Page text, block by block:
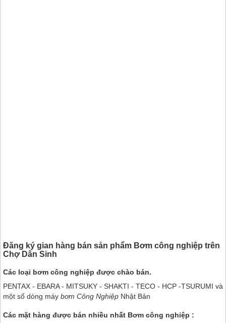
Đăng ký gian hàng bán sản phẩm Bơm công nghiệp trên
Chợ Dân Sinh
Các loại bơm công nghiệp được chào bán.
PENTAX - EBARA - MITSUKY - SHAKTI - TECO - HCP -TSURUMI và
một số dòng máy bơm Công Nghiệp Nhật Bản
Các mặt hàng được bán nhiều nhất Bơm công nghiệp :